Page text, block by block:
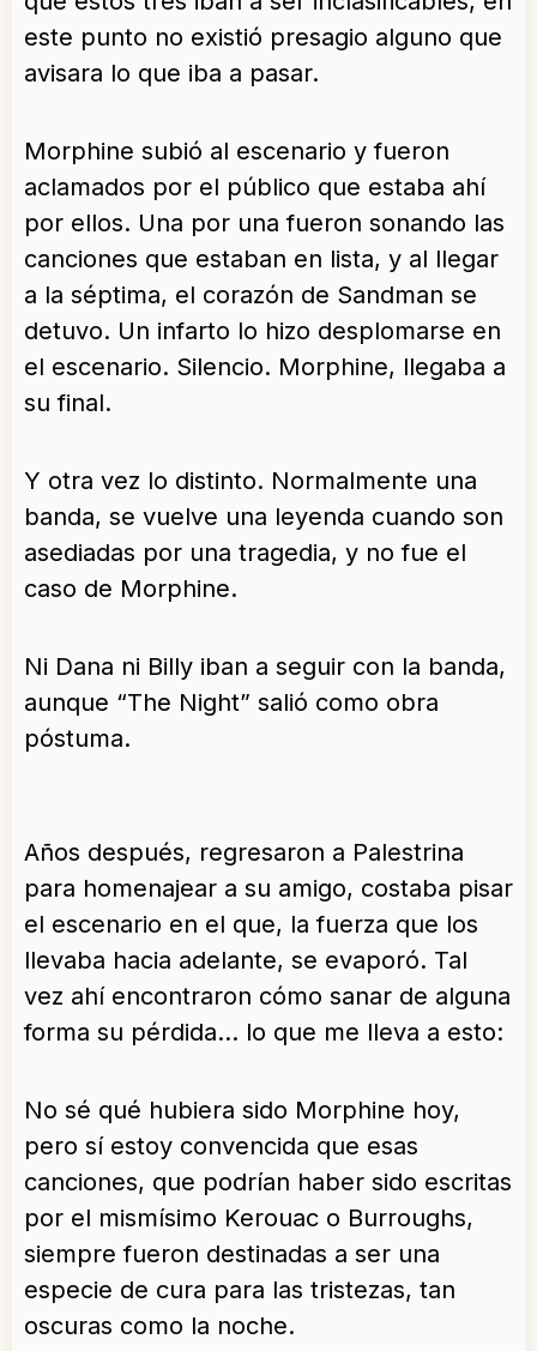
este punto no existió presagio alguno que
avisara lo que iba a pasar.
Morphine subió al escenario y fueron
aclamados por el público que estaba ahí
por ellos. Una por una fueron sonando las
canciones que estaban en lista, y al llegar
a la séptima, el corazón de Sandman se
detuvo. Un infarto lo hizo desplomarse en
el escenario. Silencio. Morphine, llegaba a
su final.
Y otra vez lo distinto. Normalmente una
banda, se vuelve una leyenda cuando son
asediadas por una tragedia, y no fue el
caso de Morphine.
Ni Dana ni Billy iban a seguir con la banda,
aunque “The Night” salió como obra
póstuma.
Años después, regresaron a Palestrina
para homenajear a su amigo, costaba pisar
el escenario en el que, la fuerza que los
llevaba hacia adelante, se evaporó. Tal
vez ahí encontraron cómo sanar de alguna
forma su pérdida… lo que me lleva a esto:
No sé qué hubiera sido Morphine hoy,
pero sí estoy convencida que esas
canciones, que podrían haber sido escritas
por el mismísimo Kerouac o Burroughs,
siempre fueron destinadas a ser una
especie de cura para las tristezas, tan
oscuras como la noche.